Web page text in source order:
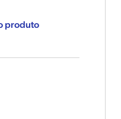
produto